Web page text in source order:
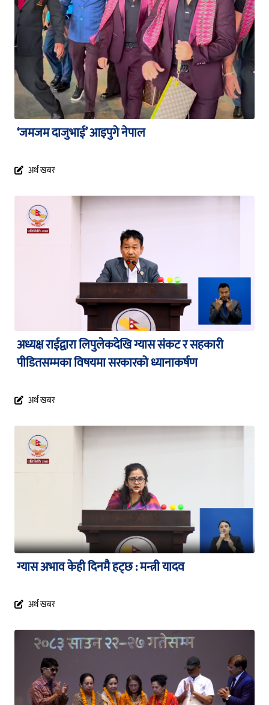
‘जमजम दाजुभाई’ आइपुगे नेपाल
अर्थ खबर
अध्यक्ष राईद्वारा लिपुलेकदेखि ग्यास संकट र सहकारी
पीडितसम्मका विषयमा सरकारको ध्यानाकर्षण
अर्थ खबर
ग्यास अभाव केही दिनमै हट्छ : मन्त्री यादव
अर्थ खबर